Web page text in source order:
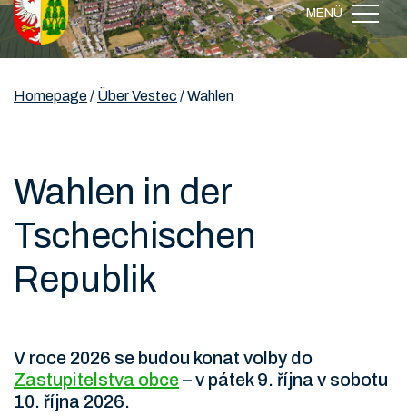
MENÜ
Homepage/ Über Vestec /Wahlen
Wahlen in der
Tschechischen
Republik
V roce 2026 se budou konat volby do
Zastupitelstva obce– v pátek 9. října v sobotu
10. října 2026.